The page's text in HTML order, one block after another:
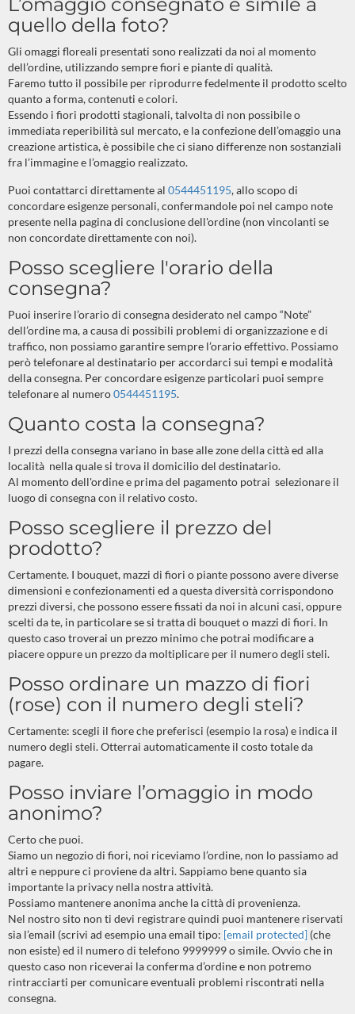
quello della foto?
Gli omaggi floreali presentati sono realizzati da noi al momento
dell’ordine, utilizzando sempre fiori e piante di qualità.
Faremo tutto il possibile per riprodurre fedelmente il prodotto scelto
quanto a forma, contenuti e colori.
Essendo i fiori prodotti stagionali, talvolta di non possibile o
immediata reperibilità sul mercato, e la confezione dell’omaggio una
creazione artistica, è possibile che ci siano differenze non sostanziali
fra l’immagine e l’omaggio realizzato.
Puoi contattarci direttamente al 0544451195, allo scopo di
concordare esigenze personali, confermandole poi nel campo note
presente nella pagina di conclusione dell'ordine (non vincolanti se
non concordate direttamente con noi).
Posso scegliere l'orario della
consegna?
Puoi inserire l’orario di consegna desiderato nel campo “Note”
dell’ordine ma, a causa di possibili problemi di organizzazione e di
traffico, non possiamo garantire sempre l’orario effettivo. Possiamo
però telefonare al destinatario per accordarci sui tempi e modalità
della consegna. Per concordare esigenze particolari puoi sempre
telefonare al numero0544451195.
Quanto costa la consegna?
I prezzi della consegna variano in base alle zone della città ed alla
località nella quale si trova il domicilio del destinatario.
Al momento dell'ordine e prima del pagamento potrai selezionare il
luogo di consegna con il relativo costo.
Posso scegliere il prezzo del
prodotto?
Certamente. I bouquet, mazzi di fiori o piante possono avere diverse
dimensioni e confezionamenti ed a questa diversità corrispondono
prezzi diversi, che possono essere fissati da noi in alcuni casi, oppure
scelti da te, in particolare se si tratta di bouquet o mazzi di fiori. In
questo caso troverai un prezzo minimo che potrai modificare a
piacere oppure un prezzo da moltiplicare per il numero degli steli.
Posso ordinare un mazzo di fiori
(rose) con il numero degli steli?
Certamente: scegli il fiore che preferisci (esempio la rosa) e indica il
numero degli steli. Otterrai automaticamente il costo totale da
pagare.
Posso inviare l’omaggio in modo
anonimo?
Certo che puoi.
Siamo un negozio di fiori, noi riceviamo l’ordine, non lo passiamo ad
altri e neppure ci proviene da altri. Sappiamo bene quanto sia
importante la privacy nella nostra attività.
Possiamo mantenere anonima anche la città di provenienza.
Nel nostro sito non ti devi registrare quindi puoi mantenere riservati
sia l’email (scrivi ad esempio una email tipo: [email protected] (che
non esiste) ed il numero di telefono 9999999 o simile. Ovvio che in
questo caso non riceverai la conferma d’ordine e non potremo
rintracciarti per comunicare eventuali problemi riscontrati nella
consegna.